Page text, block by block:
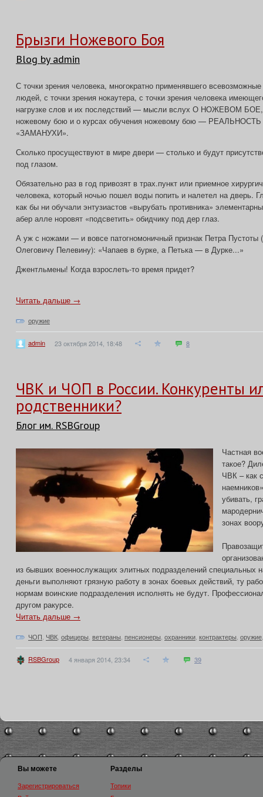
Брызги Ножевого Боя
Blog by admin
С точки зрения человека, многократно применявшего
людей, с точки зрения нокаутера, с точки зрения человека
нагрузке слов и их последствий — мысли вслух О НОЖЕВОМ БОЕ,
ножевому бою и о курсах обучения ножевому бою —
«ЗАМАНУХИ».
Сколько просуществуют в мире двери — столько и будут
под глазом.
Обязательно раз в год привозят в трах.пункт или приемное
человека, который ночью пошел воды попить и налетел на дверь.
как бы ни обучали энтузиастов «вырубать противника»
абер алле норовят «подсветить» обидчику под дер глаз.
А уж с ножами — и вовсе патогномоничный признак Петра Пустоты
Олеговичу Пелевину): «Чапаев в бурке, а Петька — в Дурке...»
Джентльмены! Когда взрослеть-то время придет?
Читать дальше →
оружие
admin 23 октября 2014, 18:48 8
ЧВК и ЧОП в России. Конкуренты
родственники?
Блог им. RSBGroup
Частная
такое?
ЧВК – как
убивать,
зонах
из бывших военнослужащих элитных подразделений специальных
деньги выполняют грязную работу в зонах боевых действий, ту
нормам воинские подразделения исполнять не будут.
другом ракурсе.
Читать дальше →
ЧОП ЧВК офицеры ветераны пенсионеры охранники контрактеры оружие
RSBGroup 4 января 2014, 23:34 39
Вы можете
Зарегистрироваться
Разделы
Топики